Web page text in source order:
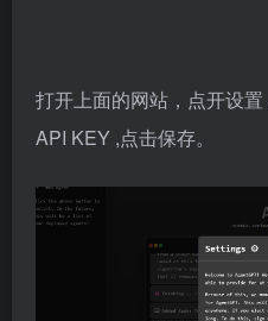
打开上面的网站，点开设
API KEY ,点击保存。